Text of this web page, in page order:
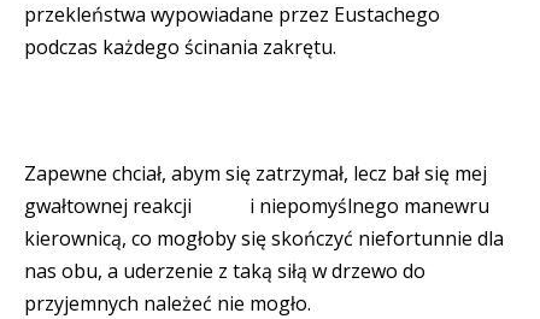
przekleństwa wypowiadane przez Eustachego
podczas każdego ścinania zakrętu.
Zapewne chciał, abym się zatrzymał, lecz bał się mej
gwałtownej reakcji
i niepomyślnego manewru
kierownicą, co mogłoby się skończyć niefortunnie dla
nas obu, a uderzenie z taką siłą w drzewo do
przyjemnych należeć nie mogło.